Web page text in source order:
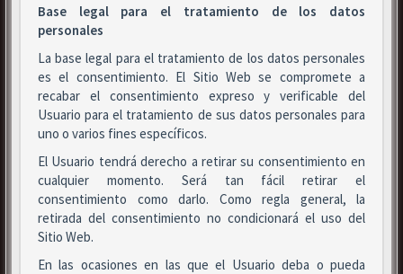
Base legal para el tratamiento de los datos
personales
La base legal para el tratamiento de los datos personales
es el consentimiento. El Sitio Web se compromete a
recabar el consentimiento expreso y verificable del
Usuario para el tratamiento de sus datos personales para
uno o varios fines específicos.
El Usuario tendrá derecho a retirar su consentimiento en
cualquier momento. Será tan fácil retirar el
consentimiento como darlo. Como regla general, la
retirada del consentimiento no condicionará el uso del
Sitio Web.
En las ocasiones en las que el Usuario deba o pueda